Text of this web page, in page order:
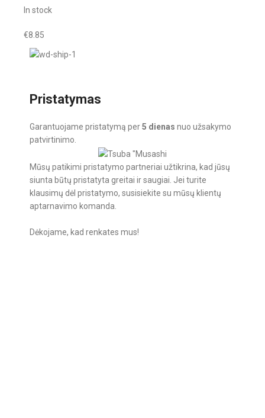
In stock
€8.85
Pristatymas
Garantuojame pristatymą per5 dienas nuo užsakymo
patvirtinimo.
Mūsų patikimi pristatymo partneriai užtikrina, kad jūsų
siunta būtų pristatyta greitai ir saugiai. Jei turite
klausimų dėl pristatymo, susisiekite su mūsų klientų
aptarnavimo komanda.
Dėkojame, kad renkates mus!